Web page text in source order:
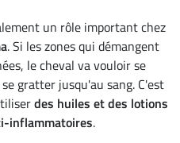
un rôle important chez
. Si les zones qui démangent
le cheval va vouloir se
gratter jusqu'au sang. C'est
des huiles et des lotions
inflammatoires.